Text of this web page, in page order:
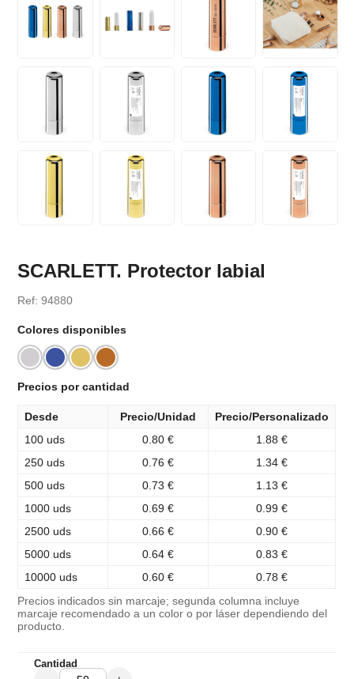
SCARLETT. Protector labial
Ref: 94880
Colores disponibles
Precios por cantidad
Desde Precio/Unidad
Precio/Personalizado
100 uds
0.80 €
1.88 €
250 uds
0.76 €
1.34 €
500 uds
0.73 €
1.13 €
1000 uds
0.69 €
0.99 €
2500 uds
0.66 €
0.90 €
5000 uds
0.64 €
0.83 €
10000 uds
0.60 € 0.78 €
Precios indicados sin marcaje; segunda columna incluye
marcaje recomendado a un color o por láser dependiendo del
producto.
Cantidad